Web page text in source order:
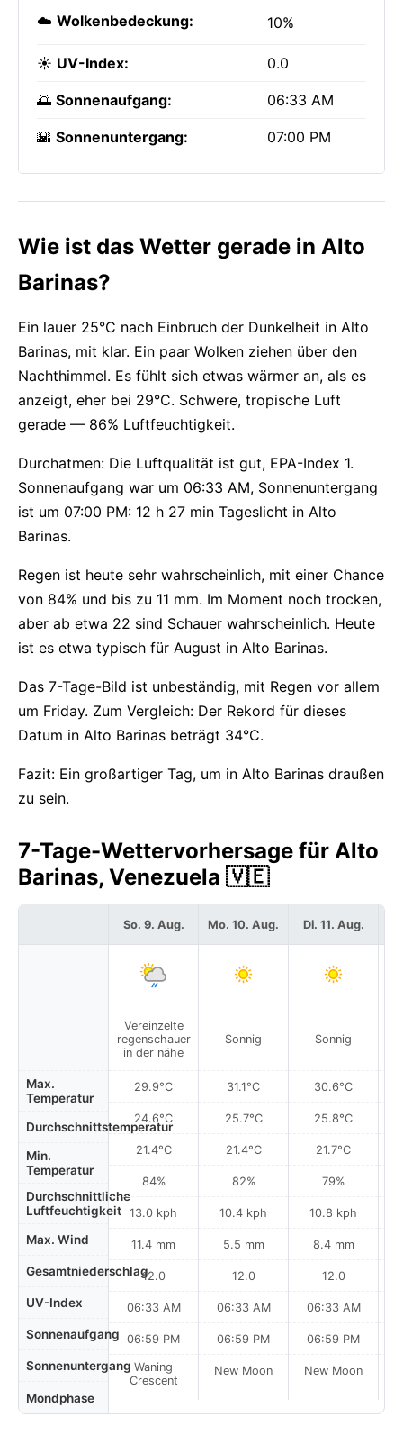
☁️ Wolkenbedeckung: 10%
☀️ UV-Index: 0.0
🌅 Sonnenaufgang: 06:33 AM
🌇 Sonnenuntergang: 07:00 PM
Wie ist das Wetter gerade in Alto
Barinas?
Ein lauer 25°C nach Einbruch der Dunkelheit in Alto
Barinas, mit klar. Ein paar Wolken ziehen über den
Nachthimmel. Es fühlt sich etwas wärmer an, als es
anzeigt, eher bei 29°C. Schwere, tropische Luft
gerade — 86% Luftfeuchtigkeit.
Durchatmen: Die Luftqualität ist gut, EPA-Index 1.
Sonnenaufgang war um 06:33 AM, Sonnenuntergang
ist um 07:00 PM: 12 h 27 min Tageslicht in Alto
Barinas.
Regen ist heute sehr wahrscheinlich, mit einer Chance
von 84% und bis zu 11 mm. Im Moment noch trocken,
aber ab etwa 22 sind Schauer wahrscheinlich. Heute
ist es etwa typisch für August in Alto Barinas.
Das 7-Tage-Bild ist unbeständig, mit Regen vor allem
um Friday. Zum Vergleich: Der Rekord für dieses
Datum in Alto Barinas beträgt 34°C.
Fazit: Ein großartiger Tag, um in Alto Barinas draußen
zu sein.
7-Tage-Wettervorhersage für Alto
Barinas, Venezuela 🇻🇪
Max.
Temperatur
Durchschnittstemperatur
Min.
Temperatur
Durchschnittliche
Luftfeuchtigkeit
Max. Wind
Gesamtniederschlag
UV-Index
Sonnenaufgang
Sonnenuntergang
Mondphase
So. 9. Aug.
Vereinzelte
regenschauer
in der nähe
29.9°C
24.6°C
21.4°C
84%
13.0 kph
11.4 mm
12.0
06:33 AM
06:59 PM
Waning
Crescent
Mo. 10. Aug.
Sonnig
31.1°C
25.7°C
21.4°C
82%
10.4 kph
5.5 mm
12.0
06:33 AM
06:59 PM
New Moon
Di. 11. Aug.
Sonnig
30.6°C
25.8°C
21.7°C
79%
10.8 kph
8.4 mm
12.0
06:33 AM
06:59 PM
New Moon